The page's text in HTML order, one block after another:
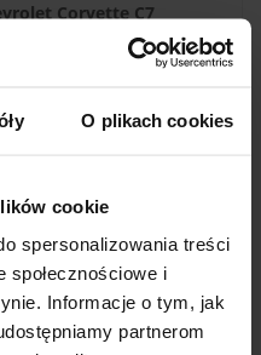
O plikach cookies
cookie
spersonalizowania treści
społecznościowe i
Informacje o tym, jak
partnerom
Corvette C7
kg